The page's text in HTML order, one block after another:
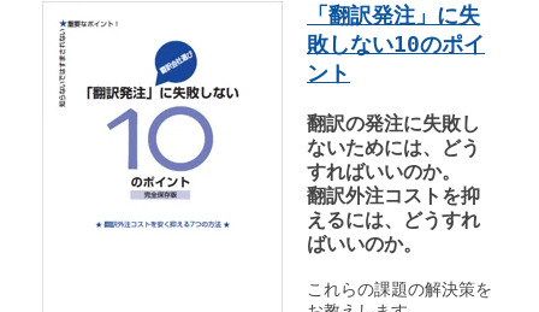
「翻訳発注」に失
敗しない10のポイ
ント
翻訳の発注に失敗し
ないためには、どう
すればいいのか。
翻訳外注コストを抑
えるには、どうすれ
ばいいのか。
これらの課題の解決策を